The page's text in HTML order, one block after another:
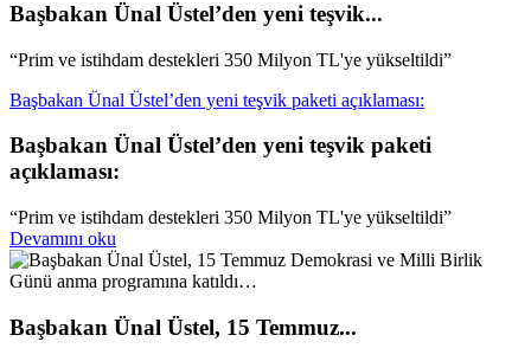
Başbakan Ünal Üstel’den yeni teşvik...
“Prim ve istihdam destekleri 350 Milyon TL'ye yükseltildi”
Başbakan Ünal Üstel’den yeni teşvik paketi açıklaması:
Başbakan Ünal Üstel’den yeni teşvik paketi
açıklaması:
“Prim ve istihdam destekleri 350 Milyon TL'ye yükseltildi”
Devamını oku
Başbakan Ünal Üstel, 15 Temmuz...